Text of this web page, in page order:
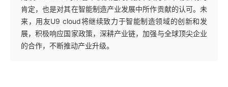
肯定，也是对其在智能制造产业发展中所作贡献的认可。未
来，用友U9 cloud将继续致力于智能制造领域的创新和发
展，积极响应国家政策，深耕产业链，加强与全球顶尖企业
的合作，不断推动产业升级。